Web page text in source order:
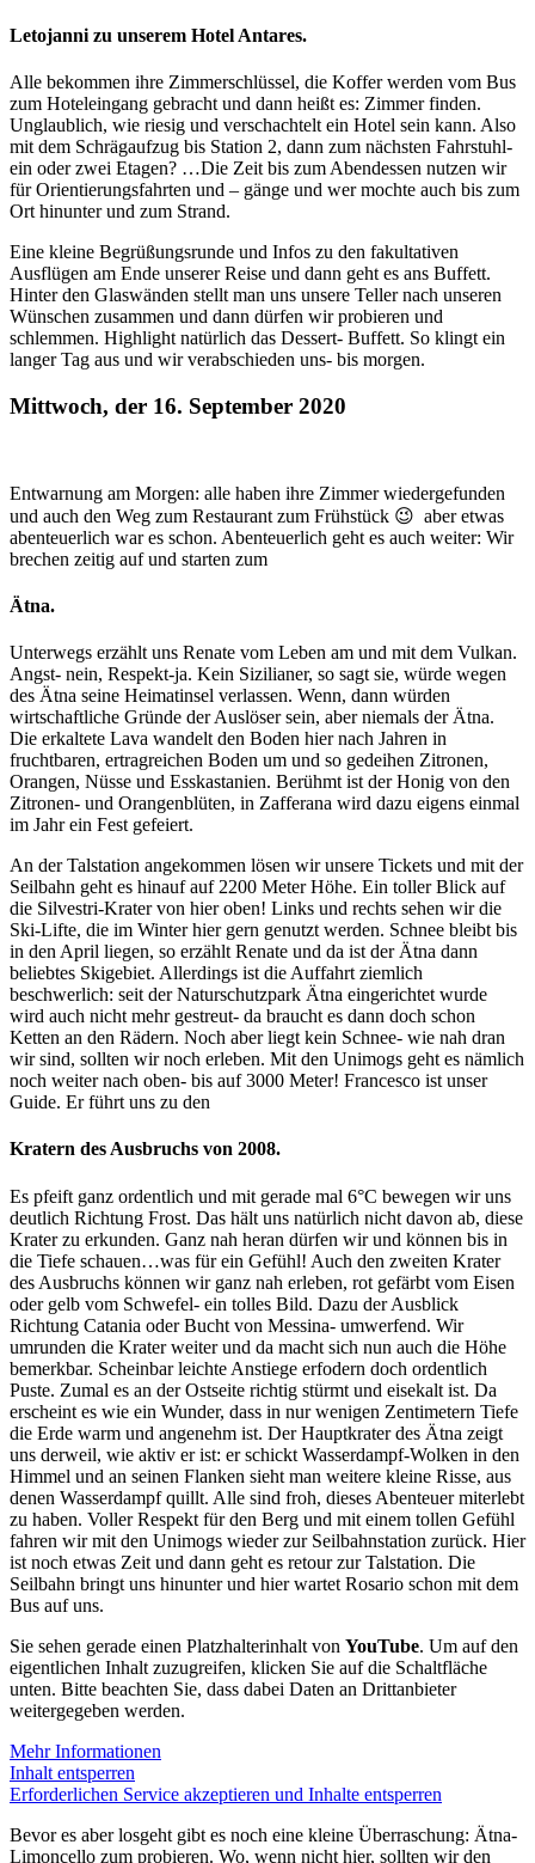
Letojanni zu unserem Hotel Antares.
Alle bekommen ihre Zimmerschlüssel, die Koffer werden vom Bus
zum Hoteleingang gebracht und dann heißt es: Zimmer finden.
Unglaublich, wie riesig und verschachtelt ein Hotel sein kann. Also
mit dem Schrägaufzug bis Station 2, dann zum nächsten Fahrstuhl-
ein oder zwei Etagen? …Die Zeit bis zum Abendessen nutzen wir
für Orientierungsfahrten und – gänge und wer mochte auch bis zum
Ort hinunter und zum Strand.
Eine kleine Begrüßungsrunde und Infos zu den fakultativen
Ausflügen am Ende unserer Reise und dann geht es ans Buffett.
Hinter den Glaswänden stellt man uns unsere Teller nach unseren
Wünschen zusammen und dann dürfen wir probieren und
schlemmen. Highlight natürlich das Dessert- Buffett. So klingt ein
langer Tag aus und wir verabschieden uns- bis morgen.
Mittwoch, der 16. September 2020
Entwarnung am Morgen: alle haben ihre Zimmer wiedergefunden
und auch den Weg zum Restaurant zum Frühstück 😉 aber etwas
abenteuerlich war es schon. Abenteuerlich geht es auch weiter: Wir
brechen zeitig auf und starten zum
Ätna.
Unterwegs erzählt uns Renate vom Leben am und mit dem Vulkan.
Angst- nein, Respekt-ja. Kein Sizilianer, so sagt sie, würde wegen
des Ätna seine Heimatinsel verlassen. Wenn, dann würden
wirtschaftliche Gründe der Auslöser sein, aber niemals der Ätna.
Die erkaltete Lava wandelt den Boden hier nach Jahren in
fruchtbaren, ertragreichen Boden um und so gedeihen Zitronen,
Orangen, Nüsse und Esskastanien. Berühmt ist der Honig von den
Zitronen- und Orangenblüten, in Zafferana wird dazu eigens einmal
im Jahr ein Fest gefeiert.
An der Talstation angekommen lösen wir unsere Tickets und mit der
Seilbahn geht es hinauf auf 2200 Meter Höhe. Ein toller Blick auf
die Silvestri-Krater von hier oben! Links und rechts sehen wir die
Ski-Lifte, die im Winter hier gern genutzt werden. Schnee bleibt bis
in den April liegen, so erzählt Renate und da ist der Ätna dann
beliebtes Skigebiet. Allerdings ist die Auffahrt ziemlich
beschwerlich: seit der Naturschutzpark Ätna eingerichtet wurde
wird auch nicht mehr gestreut- da braucht es dann doch schon
Ketten an den Rädern. Noch aber liegt kein Schnee- wie nah dran
wir sind, sollten wir noch erleben. Mit den Unimogs geht es nämlich
noch weiter nach oben- bis auf 3000 Meter! Francesco ist unser
Guide. Er führt uns zu den
Kratern des Ausbruchs von 2008.
Es pfeift ganz ordentlich und mit gerade mal 6°C bewegen wir uns
deutlich Richtung Frost. Das hält uns natürlich nicht davon ab, diese
Krater zu erkunden. Ganz nah heran dürfen wir und können bis in
die Tiefe schauen…was für ein Gefühl! Auch den zweiten Krater
des Ausbruchs können wir ganz nah erleben, rot gefärbt vom Eisen
oder gelb vom Schwefel- ein tolles Bild. Dazu der Ausblick
Richtung Catania oder Bucht von Messina- umwerfend. Wir
umrunden die Krater weiter und da macht sich nun auch die Höhe
bemerkbar. Scheinbar leichte Anstiege erfodern doch ordentlich
Puste. Zumal es an der Ostseite richtig stürmt und eisekalt ist. Da
erscheint es wie ein Wunder, dass in nur wenigen Zentimetern Tiefe
die Erde warm und angenehm ist. Der Hauptkrater des Ätna zeigt
uns derweil, wie aktiv er ist: er schickt Wasserdampf-Wolken in den
Himmel und an seinen Flanken sieht man weitere kleine Risse, aus
denen Wasserdampf quillt. Alle sind froh, dieses Abenteuer miterlebt
zu haben. Voller Respekt für den Berg und mit einem tollen Gefühl
fahren wir mit den Unimogs wieder zur Seilbahnstation zurück. Hier
ist noch etwas Zeit und dann geht es retour zur Talstation. Die
Seilbahn bringt uns hinunter und hier wartet Rosario schon mit dem
Bus auf uns.
Sie sehen gerade einen Platzhalterinhalt von YouTube. Um auf den
eigentlichen Inhalt zuzugreifen, klicken Sie auf die Schaltfläche
unten. Bitte beachten Sie, dass dabei Daten an Drittanbieter
weitergegeben werden.
Mehr Informationen
Inhalt entsperren
Erforderlichen Service akzeptieren und Inhalte entsperren
Bevor es aber losgeht gibt es noch eine kleine Überraschung: Ätna-
Limoncello zum probieren. Wo, wenn nicht hier, sollten wir den